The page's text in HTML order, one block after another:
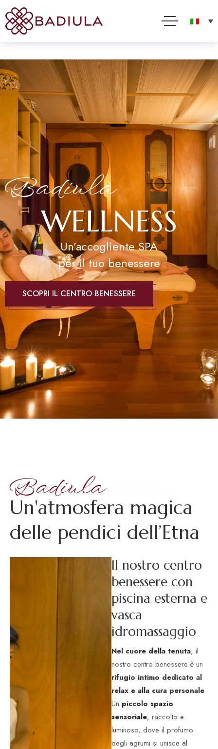
al loro impiego in conformità alla nostra Cookie Policy
Badiula
WELLNESS
Un’accogliente SPA
per il tuo benessere
SCOPRI IL CENTRO BENESSERE
Badiula
Un'atmosfera magica
delle pendici dell’Etna
Il nostro centro
benessere con
piscina esterna e
vasca
idromassaggio
Nel cuore della tenuta, il
nostro centro benessere è un
rifugio intimo dedicato al
relax e alla cura personale
Un piccolo spazio
sensoriale, raccolto e
luminoso, dove il profumo
degli agrumi si unisce al